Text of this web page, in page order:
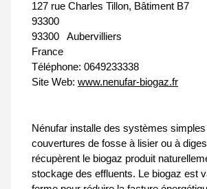
127 rue Charles Tillon, Bâtiment B7
93300
93300
Aubervilliers
France
Téléphone: 0649233338
Site Web: www.nenufar-biogaz.fr
Nénufar installe des systèmes
couvertures de fosse à lisier ou à
récupèrent le biogaz produit
stockage des effluents. Le biogaz est